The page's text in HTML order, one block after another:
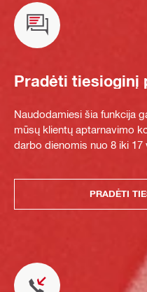
Pradėti tiesioginį
Naudodamiesi šia funkcija
mūsų klientų aptarnavimo
darbo dienomis nuo 8 iki 17
PRADĖTI